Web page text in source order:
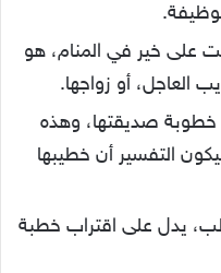
على خير في المنام، هو
العاجل، أو زواجها.
خطوبة صديقتها، وهذه
التفسير أن خطيبها
يدل على اقتراب خطبة